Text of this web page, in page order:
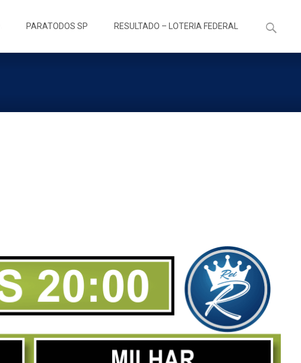
PARATODOS SP RESULTADO – LOTERIA FEDERAL
por: